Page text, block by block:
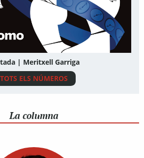
| Meritxell Garriga
TOTS ELS NÚMEROS
La columna